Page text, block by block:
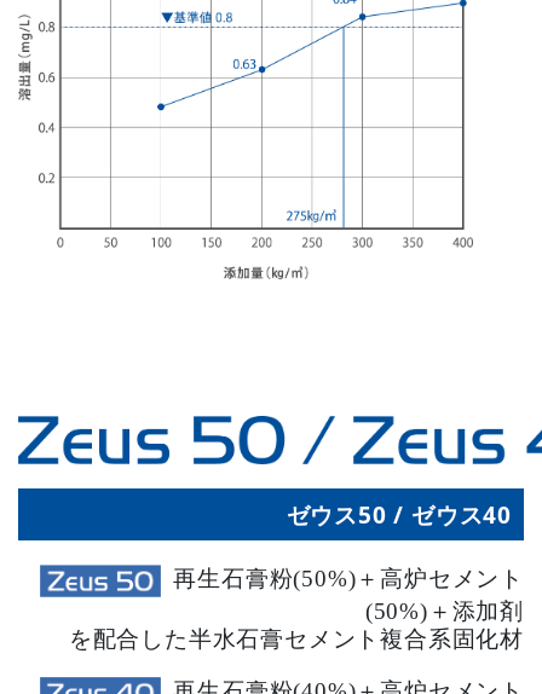
ゼウス50 / ゼウス40
再生石膏粉(50%)＋高炉セメント
(50%)＋添加剤
を配合した半水石膏セメント複合系固化材